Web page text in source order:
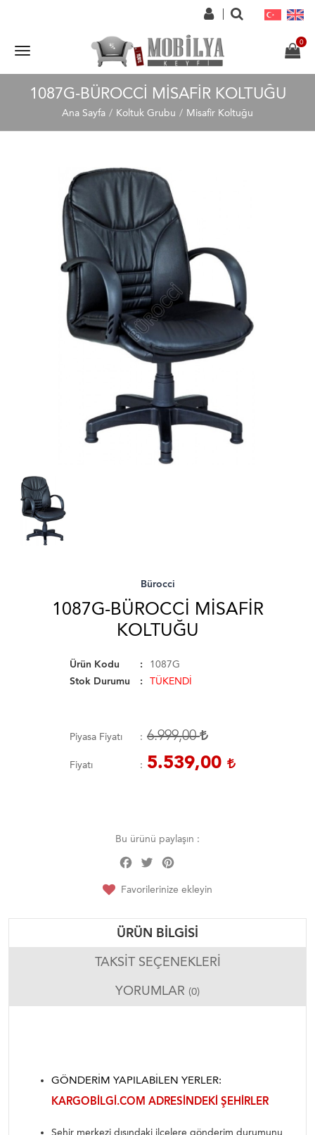
1087G-BÜROCCI MISAFIR KOLTUĞU
Ana Sayfa Koltuk Grubu Misafir Koltuğu
Bürocci
1087G-BÜROCCI MISAFIR
KOLTUĞU
Ürün Kodu
1087G
Stok Durumu
TÜKENDİ
Piyasa Fiyatı 6.999,00
Fiyatı 5.539,00
Bu ürünü paylaşın :
Facebook
Twitter
Favorilerinize ekleyin
ÜRÜN BILGISI
TAKSIT SEÇENEKLERI
YORUMLAR (0)
GÖNDERIM YAPILABILEN YERLER:
KARGOBILGI.COM ADRESINDEKI ŞEHIRLER
Şehir merkezi dışındaki ilçelere gönderim durumunu